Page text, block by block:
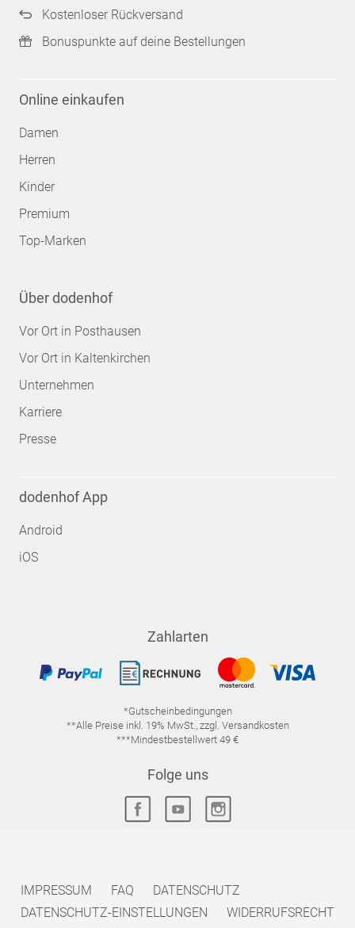
Kostenloser Rückversand
Bonuspunkte auf deine Bestellungen
Online einkaufen
Damen
Herren
Kinder
Premium
Top-Marken
Über dodenhof
Vor Ort in Posthausen
Vor Ort in Kaltenkirchen
Unternehmen
Karriere
Presse
dodenhof App
Android
iOS
Zahlarten
*Gutscheinbedingungen
**Alle Preise inkl. 19% MwSt., zzgl. Versandkosten
***Mindestbestellwert 49 €
Folge uns
IMPRESSUM FAQ
DATENSCHUTZ
DATENSCHUTZ-EINSTELLUNGEN
WIDERRUFSRECHT